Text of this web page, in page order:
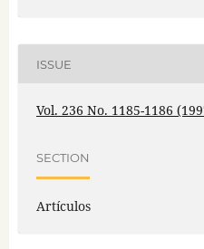
ISSUE
Vol. 236 No. 1185-1186
SECTION
Artículos